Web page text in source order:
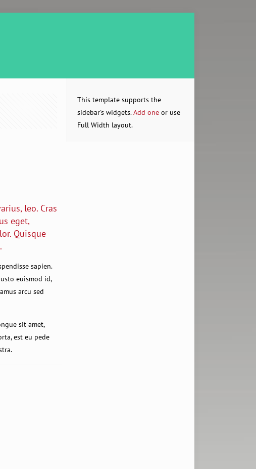
leo. Cras
eget,
Quisque
sapien.
euismod id,
arcu sed
sit amet,
est eu pede
This template supports the
sidebar's widgets.Add oneor use
Full Width layout.